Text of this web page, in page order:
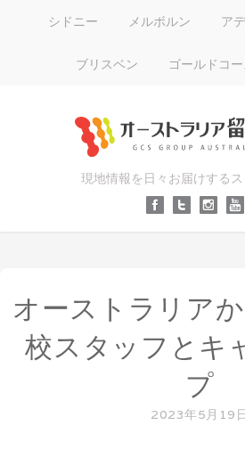
シドニー メルボルン ア
ブリスベン ゴールドコー
現地情報を日々お届けする
オーストラリア
校スタッフとキ
プ
2023年5月19日